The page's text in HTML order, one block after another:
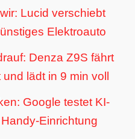
Lucid verschiebt
Elektroauto
Denza Z9S fährt
lädt in 9 min voll
Google testet KI-
Einrichtung